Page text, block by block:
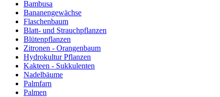
Bambusa
Bananengewächse
Flaschenbaum
Blatt- und Strauchpflanzen
Blütenpflanzen
Zitronen - Orangenbaum
Hydrokultur Pflanzen
Kakteen - Sukkulenten
Nadelbäume
Palmfarn
Palmen